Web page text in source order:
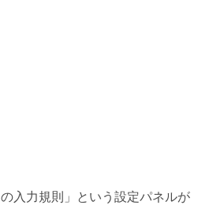
入力規則」という設定パネルが